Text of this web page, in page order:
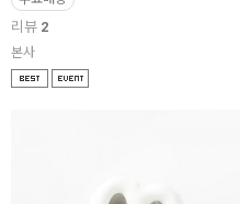
리뷰 2
본사